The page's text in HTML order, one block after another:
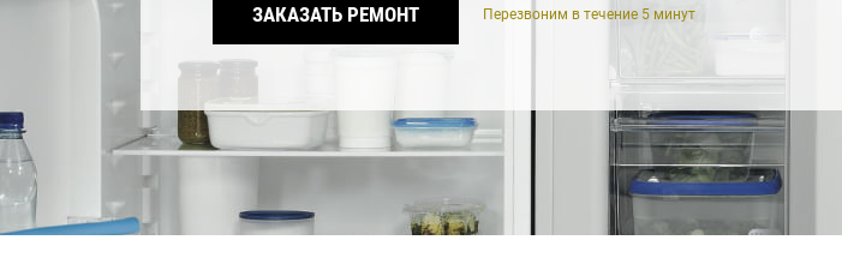
ЗАКАЗАТЬ РЕМОНТ Перезвоним в течение 5 минут